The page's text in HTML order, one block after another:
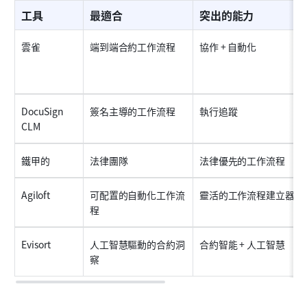
工具 最適合 突出的能力
雲雀 端到端合約工作流程 協作 + 自動化
DocuSign
CLM
簽名主導的工作流程 執行追蹤
鐵甲的 法律團隊 法律優先的工作流程
Agiloft
可配置的自動化工作流
程
靈活的工作流程建立器
Evisort
人工智慧驅動的合約洞
察
合約智能 + 人工智慧